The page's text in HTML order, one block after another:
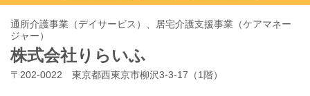
通所介護事業（デイサービス）、居宅介護支援事業（ケアマネー
ジャー）
株式会社りらいふ
〒202-0022 東京都西東京市柳沢3-3-17（1階）